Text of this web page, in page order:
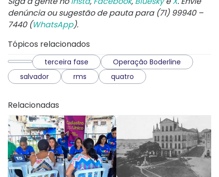
denúncia ou sugestão de pauta para (71) 99940 –
7440 (WhatsApp).
Tópicos relacionados
terceira fase
Operação Boderline
salvador
rms quatro
Relacionadas